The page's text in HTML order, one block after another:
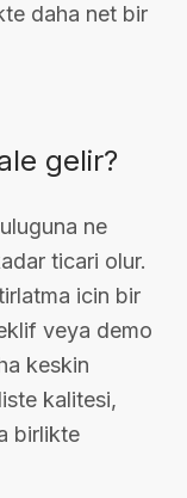
daha net bir
gelir?
ne
ticari olur.
icin bir
veya demo
keskin
kalitesi,
birlikte